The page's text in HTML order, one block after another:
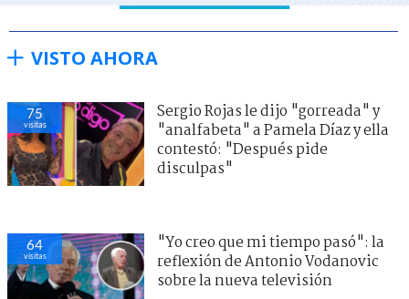
VISTO AHORA
75
visitas
Sergio Rojas le dijo "gorreada" y
"analfabeta" a Pamela Díaz y ella
contestó: "Después pide
disculpas"
64
visitas
"Yo creo que mi tiempo pasó": la
reflexión de Antonio Vodanovic
sobre la nueva televisión